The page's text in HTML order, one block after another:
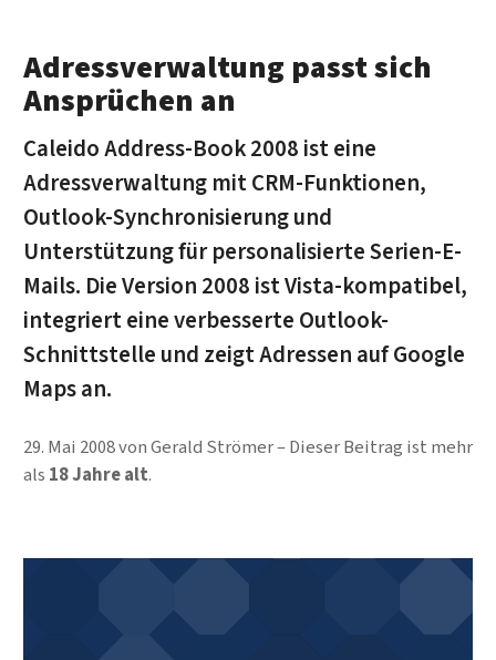
Adressverwaltung passt sich
Ansprüchen an
Caleido Address-Book 2008 ist eine
Adressverwaltung mit CRM-Funktionen,
Outlook-Synchronisierung und
Unterstützung für personalisierte Serien-E-
Mails. Die Version 2008 ist Vista-kompatibel,
integriert eine verbesserte Outlook-
Schnittstelle und zeigt Adressen auf Google
Maps an.
29. Mai 2008vonGerald Strömer
Dieser Beitrag ist mehr
als 18 Jahre alt.